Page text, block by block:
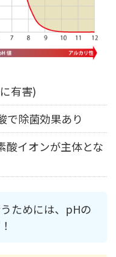
有害)
で除菌効果あり
酸イオンが主体とな
ためには、pHの